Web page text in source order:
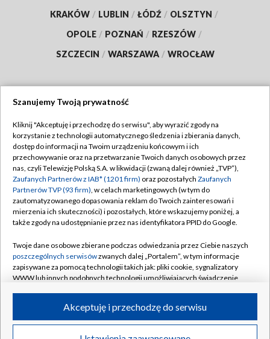
KRAKÓW / LUBLIN / ŁÓDŹ / OLSZTYN /
OPOLE / POZNAŃ / RZESZÓW /
SZCZECIN / WARSZAWA / WROCŁAW
TVP
Abonament TVP
Emisja w TVP
Centrum informacji TVP
Naziemna Telewizja Cyfrowa
Rada Programowa
System NOS
Informacje o nadawcy
Program dla prasy
Regulamin TVP
Polityka prywatności
Moje zgody
Pomoc
Kontakt
Kanały
©2026 Telewizja Polska S.A. w likwidacji
Szanujemy Twoją prywatność
Kliknij "Akceptuję i przechodzę do serwisu", aby wyrazić zgody na
korzystanie z technologii automatycznego śledzenia i zbierania danych,
dostęp do informacji na Twoim urządzeniu końcowym i ich
przechowywanie oraz na przetwarzanie Twoich danych osobowych przez
nas, czyli Telewizję Polską S.A. w likwidacji (zwaną dalej również „TVP”),
Zaufanych Partnerów z IAB* (1201 firm) oraz pozostałych Zaufanych
Partnerów TVP (93 firm), w celach marketingowych (w tym do
zautomatyzowanego dopasowania reklam do Twoich zainteresowań i
mierzenia ich skuteczności) i pozostałych, które wskazujemy poniżej, a
także zgody na udostępnianie przez nas identyfikatora PPID do Google.
Twoje dane osobowe zbierane podczas odwiedzania przez Ciebie naszych
poszczególnych serwisówzwanych dalej „Portalem”, w tym informacje
zapisywane za pomocą technologii takich jak: pliki cookie, sygnalizatory
WWW lub innych podobnych technologii umożliwiających świadczenie
ruchu w Internecie.
Twoje dane osobowe zbierane podczas odwiedzania przez Ciebie
Akceptuję i przechodzę do serwisu